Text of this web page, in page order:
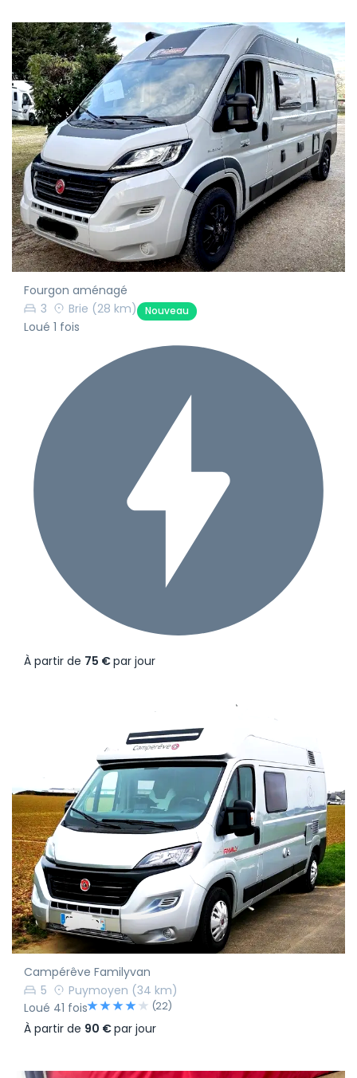
Fourgon aménagé
3
Brie (28 km) Nouveau
Loué 1 fois
À partir de 75 €par jour
Campérêve Familyvan
5
Puymoyen (34 km)
Loué 41 fois
(22)
À partir de 90 €par jour